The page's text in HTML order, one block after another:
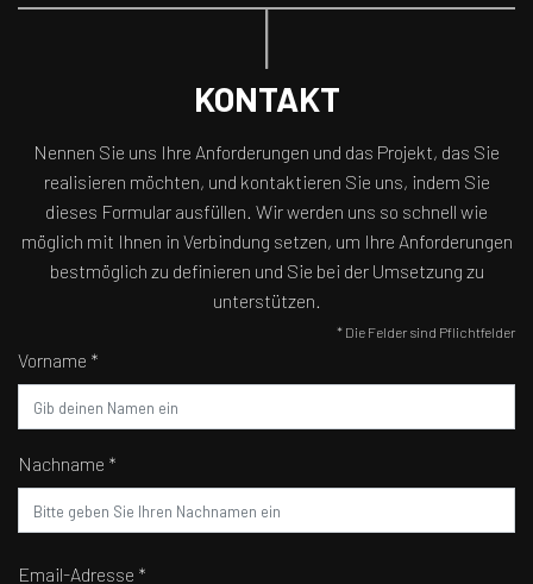
KONTAKT
Nennen Sie uns Ihre Anforderungen und das Projekt, das Sie
realisieren möchten, und kontaktieren Sie uns, indem Sie
dieses Formular ausfüllen. Wir werden uns so schnell wie
möglich mit Ihnen in Verbindung setzen, um Ihre Anforderungen
bestmöglich zu definieren und Sie bei der Umsetzung zu
unterstützen.
* Die Felder sind Pflichtfelder
Vorname *
Nachname *
Email-Adresse *